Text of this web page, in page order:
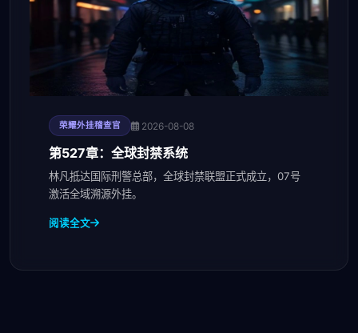
荣耀外挂稽查官 2026-08-08
第527章：全球封禁系统
林凡抵达国际刑警总部，全球封禁联盟正式成立，07号
激活全域溯源外挂。
阅读全文